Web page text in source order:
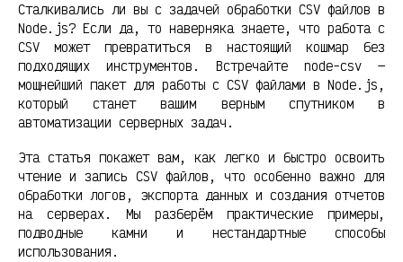
Сталкивались ли вы с задачей обработки CSV файлов в
Node.js? Если да, то наверняка знаете, что работа с
CSV может превратиться в настоящий кошмар без
подходящих инструментов. Встречайте node-csv —
мощнейший пакет для работы с CSV файлами в Node.js,
который станет вашим верным спутником в
автоматизации серверных задач.
Эта статья покажет вам, как легко и быстро освоить
чтение и запись CSV файлов, что особенно важно для
обработки логов, экспорта данных и создания отчетов
на серверах. Мы разберём практические примеры,
подводные камни и нестандартные способы
использования.